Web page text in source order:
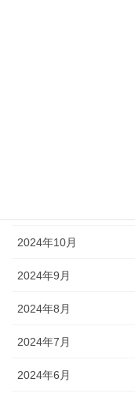
2024年10月
2024年9月
2024年8月
2024年7月
2024年6月